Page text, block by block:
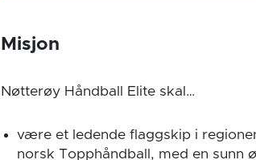
Misjon
Nøtterøy Håndball Elite skal…
være et ledende flaggskip i
norsk Topphåndball, med en sunn